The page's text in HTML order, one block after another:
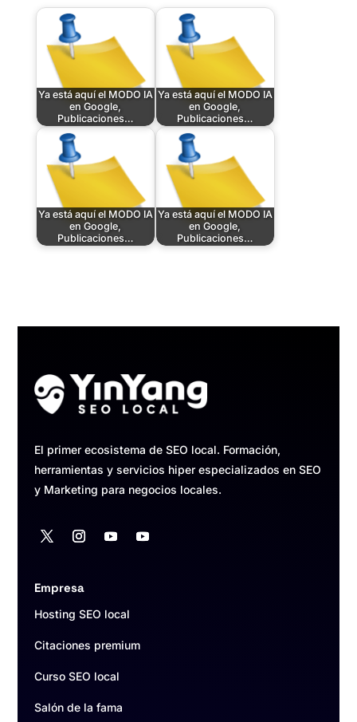
Ya está aquí el MODO IA
en Google,
Publicaciones…
Ya está aquí el MODO IA
en Google,
Publicaciones…
Ya está aquí el MODO IA
en Google,
Publicaciones…
Ya está aquí el MODO IA
en Google,
Publicaciones…
El primer ecosistema de SEO local. Formación,
herramientas y servicios hiper especializados en SEO
y Marketing para negocios locales.
Empresa
Hosting SEO local
Citaciones premium
Curso SEO local
Salón de la fama